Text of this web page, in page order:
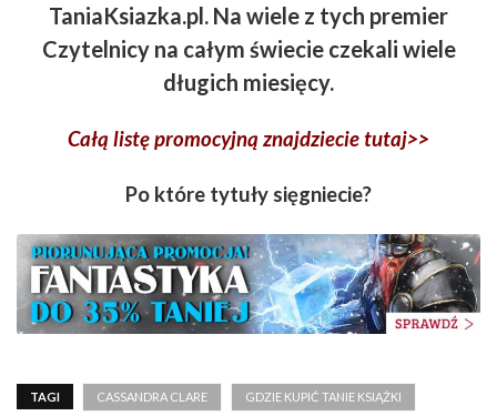
TaniaKsiazka.pl. Na wiele z tych premier
Czytelnicy na całym świecie czekali wiele
długich miesięcy.
Całą listę promocyjną znajdziecie tutaj>>
Po które tytuły sięgniecie?
TAGI CASSANDRA CLARE GDZIE KUPIĆ TANIE KSIĄŻKI